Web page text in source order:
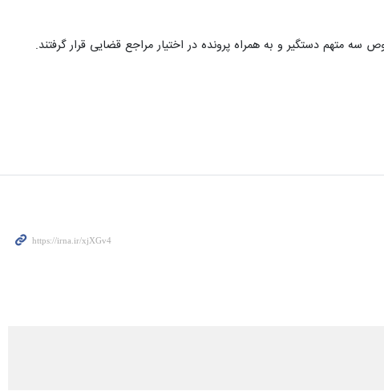
سه متهم دستگیر و به همراه پرونده در اختیار مراجع قضایی قرار گرفتند.